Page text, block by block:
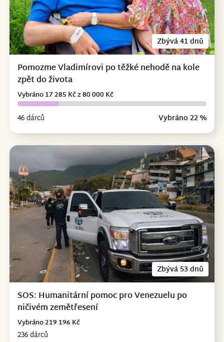
Zbývá 41 dnů
Pomozme Vladimírovi po těžké nehodě na kole
zpět do života
46 dárců Vybráno 22 %
Vybráno 17 285 Kč z 80 000 Kč
Zbývá 53 dnů
SOS: Humanitární pomoc pro Venezuelu po
ničivém zemětřesení
236 dárců
Vybráno 219 196 Kč